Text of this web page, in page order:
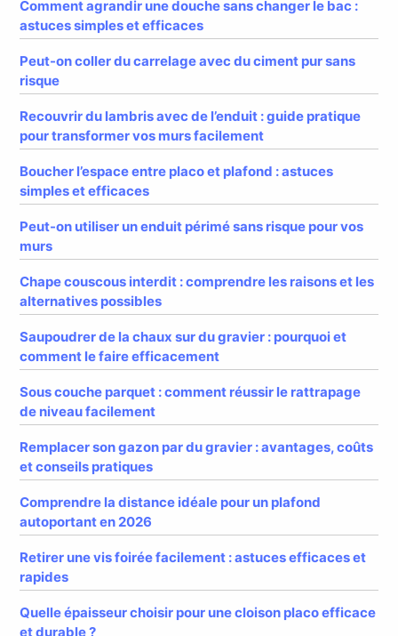
Comment agrandir une douche sans changer le bac :
astuces simples et efficaces
Peut-on coller du carrelage avec du ciment pur sans
risque
Recouvrir du lambris avec de l’enduit : guide pratique
pour transformer vos murs facilement
Boucher l’espace entre placo et plafond : astuces
simples et efficaces
Peut-on utiliser un enduit périmé sans risque pour vos
murs
Chape couscous interdit : comprendre les raisons et les
alternatives possibles
Saupoudrer de la chaux sur du gravier : pourquoi et
comment le faire efficacement
Sous couche parquet : comment réussir le rattrapage
de niveau facilement
Remplacer son gazon par du gravier : avantages, coûts
et conseils pratiques
Comprendre la distance idéale pour un plafond
autoportant en 2026
Retirer une vis foirée facilement : astuces efficaces et
rapides
Quelle épaisseur choisir pour une cloison placo efficace
et durable ?